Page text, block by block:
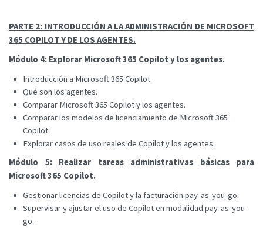
PARTE 2: INTRODUCCIÓN A LA ADMINISTRACIÓN DE MICROSOFT
365 COPILOT Y DE LOS AGENTES.
Módulo 4: Explorar Microsoft 365 Copilot y los agentes.
Introducción a Microsoft 365 Copilot.
Qué son los agentes.
Comparar Microsoft 365 Copilot y los agentes.
Comparar los modelos de licenciamiento de Microsoft 365
Copilot.
Explorar casos de uso reales de Copilot y los agentes.
Módulo 5: Realizar tareas administrativas básicas para
Microsoft 365 Copilot.
Gestionar licencias de Copilot y la facturación pay-as-you-go.
Supervisar y ajustar el uso de Copilot en modalidad pay-as-you-
go.